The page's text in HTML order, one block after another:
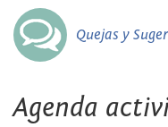
Quejas y
Agenda